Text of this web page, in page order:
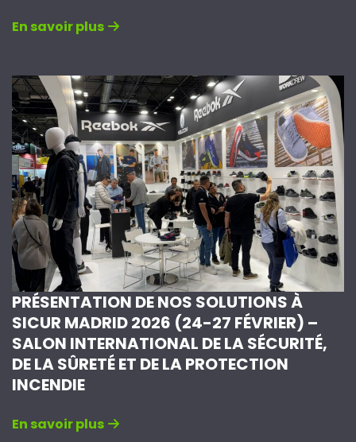
En savoir plus
PRÉSENTATION DE NOS SOLUTIONS À
SICUR MADRID 2026 (24-27 FÉVRIER) –
SALON INTERNATIONAL DE LA SÉCURITÉ,
DE LA SÛRETÉ ET DE LA PROTECTION
INCENDIE
En savoir plus